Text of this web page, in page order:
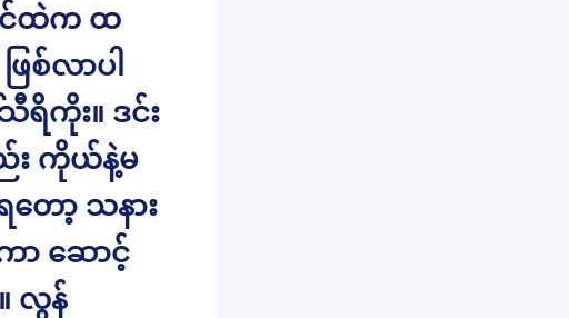
င်ထဲက ထ
စ်လာပါ
ကိုး။ ဒင်း
ည်း ကိုယ်နဲ့မ
ော့ သနား
ာ ဆောင့်
လွန်